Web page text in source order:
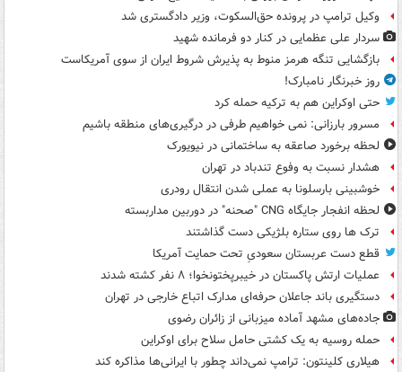
وکیل ترامپ در پرونده حق‌السکوت، وزیر دادگستری شد
سردار علی عظمایی در کنار دو فرمانده شهید
بازگشایی تنگه هرمز منوط به پذیرش شروط ایران از سوی آمریکاست
روز خبرنگار نامبارک!
حتی اوکراین هم به ترکیه حمله کرد
مسرور بارزانی: نمی خواهیم طرفی در درگیری‌های منطقه باشیم
لحظه برخورد صاعقه به ساختمانی در نیویورک
هشدار نسبت به وفوع تندباد در تهران
خوشبینی بارسلونا به عملی شدن انتقال رودری
لحظه انفجار جایگاه CNG "صحنه" در دوربین مداربسته
ترک ها روی ستاره بلژیکی دست گذاشتند
قطع دست عربستان سعودیِ تحت حمایت آمریکا
عملیات ارتش پاکستان در خیبرپختونخوا؛ ۸ نفر کشته شدند
دستگیری باند جاعلان حرفه‌ای مدارک اتباع خارجی در تهران
جاده‌های مشهد آماده میزبانی از زائران رضوی
حمله روسیه به یک کشتی حامل سلاح برای اوکراین
هیلاری کلینتون: ترامپ نمی‌داند چطور با ایرانی‌ها مذاکره کند